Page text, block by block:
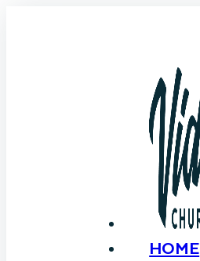
HOME